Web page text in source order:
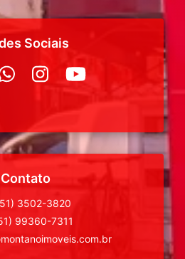
Sociais
Contato
3502-3820
99360-7311